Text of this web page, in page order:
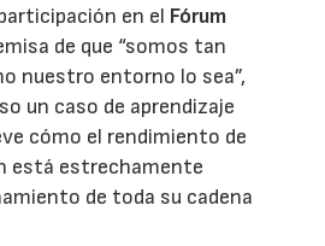
en el Fórum
de que “somos tan
nuestro entorno lo sea”,
un caso de aprendizaje
cómo el rendimiento de
está estrechamente
de toda su cadena